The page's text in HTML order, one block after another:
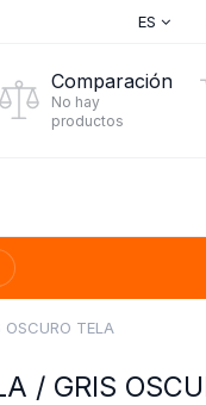
ES
Comparación
No hay
productos
TELA
/ GRIS